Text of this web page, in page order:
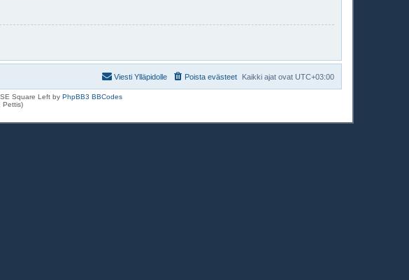
Kaikki ajat ovat UTC+03:00
Poista evästeet
Viesti Ylläpidolle
Square Left by PhpBB3 BBCodes
Pettis)